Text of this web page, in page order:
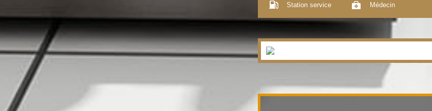
Station service Médecin